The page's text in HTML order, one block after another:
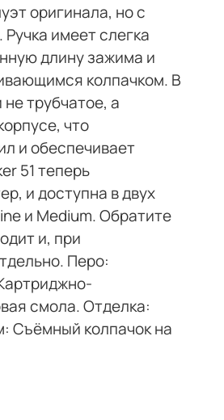
оригинала, но с
имеет слегка
длину зажима и
колпачком. В
трубчатое, а
что
и обеспечивает
51 теперь
и доступна в двух
и Medium. Обратите
и, при
Перо:
смола. Отделка:
Съёмный колпачок на